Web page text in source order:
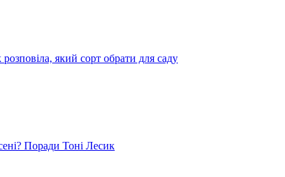
розповіла, який сорт обрати для саду
Поради Тоні Лесик